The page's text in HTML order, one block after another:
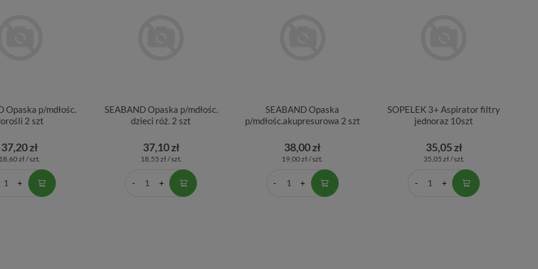
Opaska p/mdłośc.
2 szt
37,20 zł
18,60 zł / szt.
SEABAND Opaska p/mdłośc.
dzieci róż. 2 szt
37,10 zł
18,55 zł / szt.
SEABAND Opaska
p/mdłośc.akupresurowa 2 szt
38,00 zł
19,00 zł / szt.
SOPELEK 3+ Aspirator filtry
jednoraz 10szt
35,05 zł
35,05 zł / szt.